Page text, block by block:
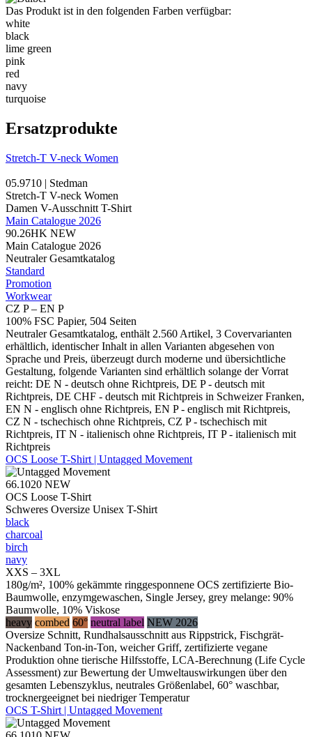
Das Produkt ist in den folgenden Farben verfügbar:
white
black
lime green
pink
red
navy
turquoise
Ersatzprodukte
Stretch-T V-neck Women
05.9710 | Stedman
Stretch-T V-neck Women
Damen V-Ausschnitt T-Shirt
Main Catalogue 2026
90.26HK NEW
Main Catalogue 2026
Neutraler Gesamtkatalog
Standard
Promotion
Workwear
CZ P – EN P
100% FSC Papier, 504 Seiten
Neutraler Gesamtkatalog, enthält 2.560 Artikel, 3 Covervarianten
erhältlich, identischer Inhalt in allen Varianten abgesehen von
Sprache und Preis, überzeugt durch moderne und übersichtliche
Gestaltung, folgende Varianten sind erhältlich solange der Vorrat
reicht: DE N - deutsch ohne Richtpreis, DE P - deutsch mit
Richtpreis, DE CHF - deutsch mit Richtpreis in Schweizer Franken,
EN N - englisch ohne Richtpreis, EN P - englisch mit Richtpreis,
CZ N - tschechisch ohne Richtpreis, CZ P - tschechisch mit
Richtpreis, IT N - italienisch ohne Richtpreis, IT P - italienisch mit
Richtpreis
OCS Loose T-Shirt | Untagged Movement
66.1020 NEW
OCS Loose T-Shirt
Schweres Oversize Unisex T-Shirt
black
charcoal
birch
navy
XXS – 3XL
180g/m², 100% gekämmte ringgesponnene OCS zertifizierte Bio-
Baumwolle, enzymgewaschen, Single Jersey, grey melange: 90%
Baumwolle, 10% Viskose
heavy combed 60° neutral label NEW 2026
Oversize Schnitt, Rundhalsausschnitt aus Rippstrick, Fischgrät-
Nackenband Ton-in-Ton, weicher Griff, zertifizierte vegane
Produktion ohne tierische Hilfsstoffe, LCA-Berechnung (Life Cycle
Assessment) zur Bewertung der Umweltauswirkungen über den
gesamten Lebenszyklus, neutrales Größenlabel, 60° waschbar,
trocknergeeignet bei niedriger Temperatur
OCS T-Shirt | Untagged Movement